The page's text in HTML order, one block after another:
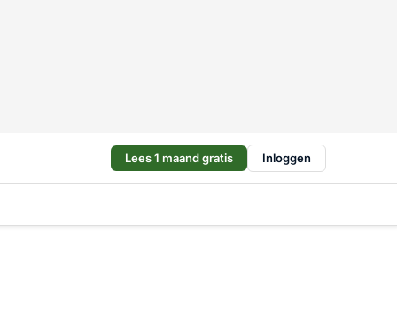
Lees 1 maand gratis Inloggen